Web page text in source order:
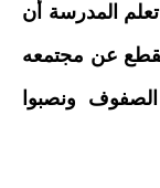
تعلم المدرسة أن
عن مجتمعه
الصفوف ونصبوا